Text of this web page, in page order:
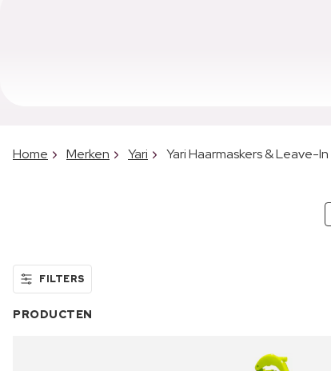
Home Merken Yari Yari Haarmaskers & Leave-In
FILTERS
PRODUCTEN